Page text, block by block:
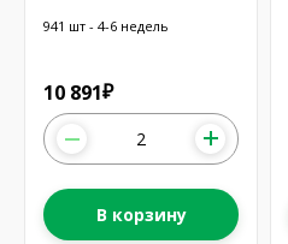
941 шт - 4-6 недель
10 891₽
В корзину